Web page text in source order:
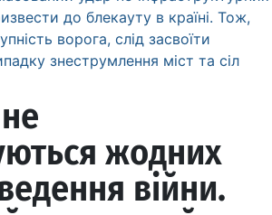
до блекауту в країні. Тож,
ворога, слід засвоїти
знеструмлення міст та сіл
жодних
війни.